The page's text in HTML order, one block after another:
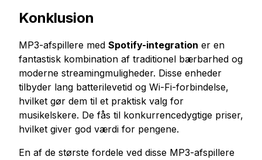
Konklusion
MP3-afspillere med Spotify-integration er en
fantastisk kombination af traditionel bærbarhed og
moderne streamingmuligheder. Disse enheder
tilbyder lang batterilevetid og Wi-Fi-forbindelse,
hvilket gør dem til et praktisk valg for
musikelskere. De fås til konkurrencedygtige priser,
hvilket giver god værdi for pengene.
En af de største fordele ved disse MP3-afspillere